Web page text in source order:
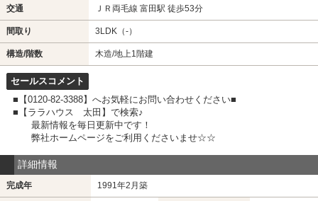
交通 ＪＲ両毛線 富田駅 徒歩53分
間取り 3LDK（-）
構造/階数 木造/地上1階建
セールスコメント
■【0120-82-3388】へお気軽にお問い合わせください■
■【ララハウス 太田】で検索♪
最新情報を毎日更新中です！
弊社ホームページをご利用くださいませ☆☆
詳細情報
完成年 1991年2月築